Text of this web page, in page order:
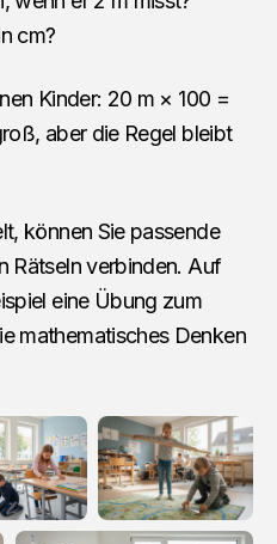
cm?
Kinder: 20 m × 100 =
aber die Regel bleibt
können Sie passende
Rätseln verbinden. Auf
eine Übung zum
mathematisches Denken